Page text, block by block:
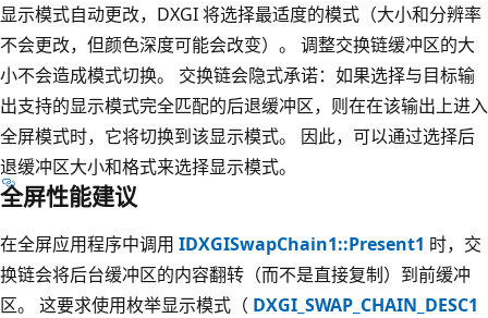
显示模式自动更改，DXGI 将选择最适度的模式（大小和分辨率
不会更改，但颜色深度可能会改变）。 调整交换链缓冲区的大
小不会造成模式切换。 交换链会隐式承诺：如果选择与目标输
出支持的显示模式完全匹配的后退缓冲区，则在在该输出上进入
全屏模式时，它将切换到该显示模式。 因此，可以通过选择后
退缓冲区大小和格式来选择显示模式。
全屏性能建议
在全屏应用程序中调用 IDXGISwapChain1::Present1 时，交
换链会将后台缓冲区的内容翻转（而不是直接复制）到前缓冲
区。 这要求使用枚举显示模式（ DXGI_SWAP_CHAIN_DESC1